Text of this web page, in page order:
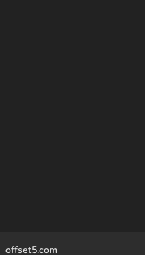
offset5.com